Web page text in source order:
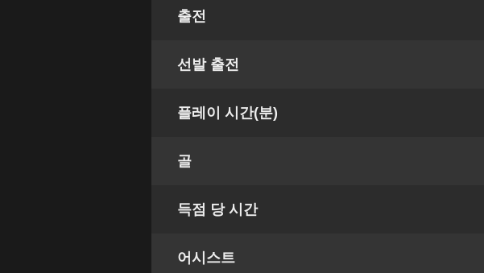
출전
선발 출전
플레이 시간(분)
골
득점 당 시간
어시스트